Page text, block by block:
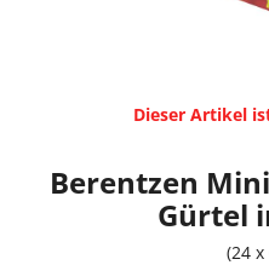
Dieser Artikel
Berentzen
Gürtel
(24 x